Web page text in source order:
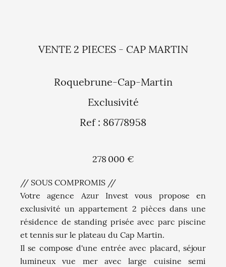
VENTE 2 PIECES - CAP MARTIN
Roquebrune-Cap-Martin
Exclusivité
Ref : 86778958
278 000 €
// SOUS COMPROMIS //
Votre agence Azur Invest vous propose en
exclusivité un appartement 2 pièces dans une
résidence de standing prisée avec parc piscine
et tennis sur le plateau du Cap Martin.
Il se compose d'une entrée avec placard, séjour
lumineux vue mer avec large cuisine semi